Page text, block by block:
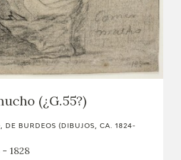
(¿G.55?)
DE BURDEOS (DIBUJOS, CA. 1824-
- 1828